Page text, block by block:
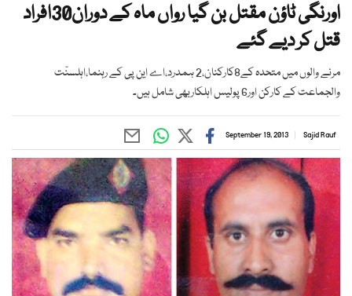
اورنگی ٹاؤن مقتل بن گیا رواں ماہ کے دوران30افراد
قتل کر دیے گئے
مرنے والوں میں متحدہ کے8کارکنان،2 ہمدرد،اے این پی کے رہنما،اہلسنّت
والجماعت کے کارکن اور6 پولیس اہلکاربھی شامل ہیں۔
Sajid Rauf
September 19, 2013